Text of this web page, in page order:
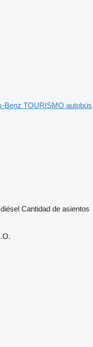
Benz TOURISMO autobús
diésel Cantidad de asientos